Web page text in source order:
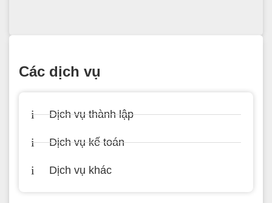
Các dịch vụ
Dịch vụ thành lập
Dịch vụ kế toán
Dịch vụ khác